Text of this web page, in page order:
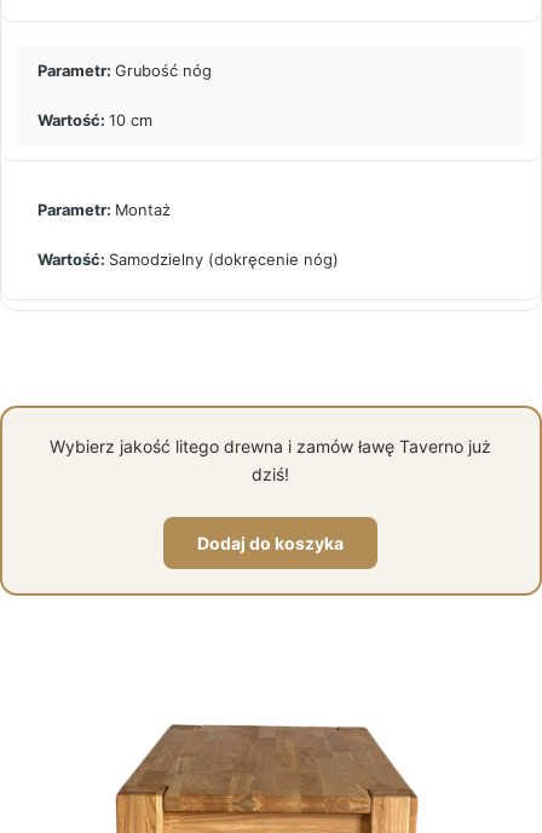
Grubość nóg
10 cm
Montaż
Samodzielny (dokręcenie nóg)
Wybierz jakość litego drewna i zamów ławę Taverno już
dziś!
Dodaj do koszyka